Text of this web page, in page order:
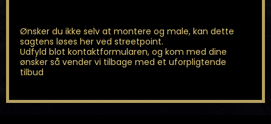
Ønsker du ikke selv at montere og male, kan dette
sagtens løses her ved streetpoint.
Udfyld blot kontaktformularen, og kom med dine
ønsker så vender vi tilbage med et uforpligtende
tilbud